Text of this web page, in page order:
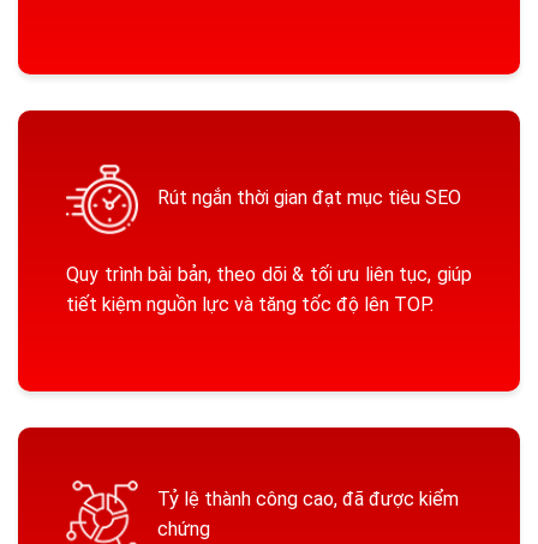
Rút ngắn thời gian đạt mục tiêu SEO
Quy trình bài bản, theo dõi & tối ưu liên tục, giúp
tiết kiệm nguồn lực và tăng tốc độ lên TOP.
Tỷ lệ thành công cao, đã được kiểm
chứng